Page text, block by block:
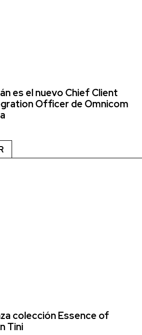
es el nuevo Chief Client
Officer de Omnicom
colección Essence of
Tini